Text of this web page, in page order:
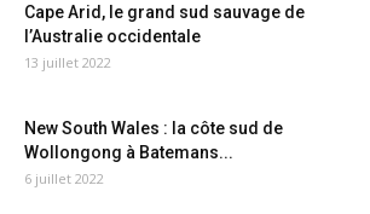
Cape Arid, le grand sud sauvage de
l’Australie occidentale
13 juillet 2022
New South Wales : la côte sud de
Wollongong à Batemans...
6 juillet 2022